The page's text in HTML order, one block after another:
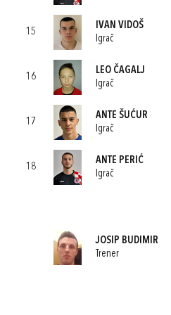
15
IVAN VIDOŠ
Igrač
16
LEO ČAGALJ
Igrač
17
ANTE ŠUĆUR
Igrač
18
ANTE PERIĆ
Igrač
JOSIP BUDIMIR
Trener